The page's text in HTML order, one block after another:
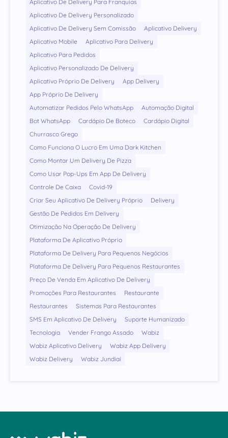
Aplicativo De Delivery Para Franquias
Aplicativo De Delivery Personalizado
Aplicativo De Delivery Sem Comissão
Aplicativo Delivery
Aplicativo Mobile
Aplicativo Para Delivery
Aplicativo Para Pedidos
Aplicativo Personalizado De Delivery
Aplicativo Próprio De Delivery
App Delivery
App Próprio De Delivery
Automatizar Pedidos Pelo WhatsApp
Automação Digital
Bot WhatsApp
Cardápio De Boteco
Cardápio Digital
Churrasco Grego
Como Funciona O Lucro Em Uma Dark Kitchen
Como Montar Um Delivery De Pizza
Como Usar Pop-Ups Em App De Delivery
Controle De Caixa
Covid-19
Criar Seu Aplicativo De Delivery Próprio
Delivery
Gestão De Pedidos Em Delivery
Otimização Na Operação De Delivery
Plataforma De Aplicativo Próprio
Plataforma De Delivery Para Pequenos Negócios
Plataforma De Delivery Para Pequenos Restaurantes
Preço De Venda Em Aplicativo De Delivery
Promoções Para Restaurantes
Restaurante
Restaurantes
Sistemas Para Restaurantes
SMS Em Aplicativo De Delivery
Suporte Humanizado
Tecnologia
Vender Frango Assado
Wabiz
Wabiz Aplicativo Delivery
Wabiz App Delivery
Wabiz Delivery
Wabiz Jundiaí